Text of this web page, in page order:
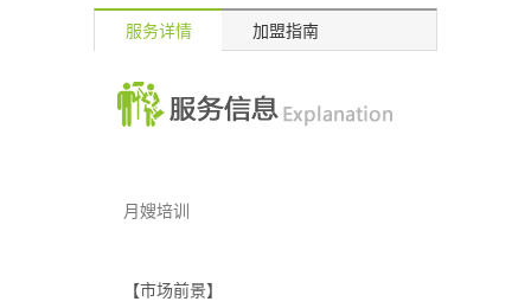
服务详情 加盟指南
月嫂培训
【市场前景】